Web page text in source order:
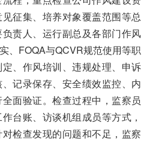
征集、培养对象覆盖范围等总
责人、运行副总及各部门作风
、FOQA与QCVR规范使用等职
、作风培训、违规处理、申诉
记录保存、安全绩效监控、内
面验证。检查过程中，监察员
台账、访谈机组成员等方式，
检查发现的问题和不足，监察